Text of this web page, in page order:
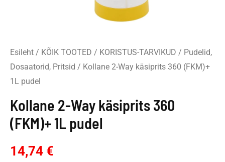
Esileht / KÕIK TOOTED / KORISTUS-TARVIKUD / Pudelid,
Dosaatorid, Pritsid / Kollane 2-Way käsiprits 360 (FKM)+
1L pudel
Kollane 2-Way käsiprits 360
(FKM)+ 1L pudel
14,74 €